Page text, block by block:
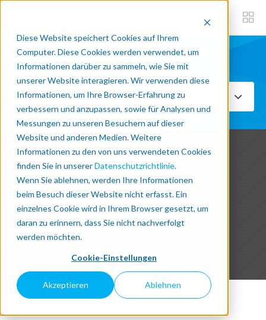
Diese Website speichert Cookies auf Ihrem
Computer. Diese Cookies werden verwendet, um
Informationen darüber zu sammeln, wie Sie mit
unserer Website interagieren. Wir verwenden diese
Informationen, um Ihre Browser-Erfahrung zu
verbessern und anzupassen, sowie für Analysen und
Messungen zu unseren Besuchern auf dieser
Website und anderen Medien. Weitere
Informationen zu den von uns verwendeten Cookies
finden Sie in unsererDatenschutzrichtlinie.
Wenn Sie ablehnen, werden Ihre Informationen
beim Besuch dieser Website nicht erfasst. Ein
einzelnes Cookie wird in Ihrem Browser gesetzt, um
daran zu erinnern, dass Sie nicht nachverfolgt
werden möchten.
Cookie-Einstellungen
Akzeptieren Ablehnen
Abonniere jetzt
Wählen Sie Themen aus
Latest Blog Post